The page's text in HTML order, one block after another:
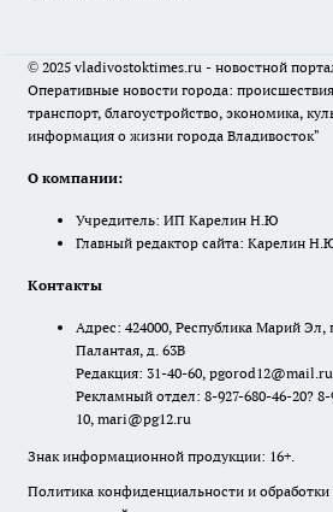
© 2025 vladivostoktimes.ru - новостной
Оперативные новости города:
транспорт, благоустройство, экономика,
информация о жизни города Владивосток"
О компании:
Учредитель: ИП Карелин Н.Ю
Главный редактор сайта: Карелин
Контакты
Адрес: 424000, Республика Марий
Палантая, д. 63В
Редакция: 31-40-60, pgorod12@mail.ru
Рекламный отдел: 8-927-680-46-20? 8-
10, mari@pg12.ru
Знак информационной продукции: 16+.
Политика конфиденциальности и